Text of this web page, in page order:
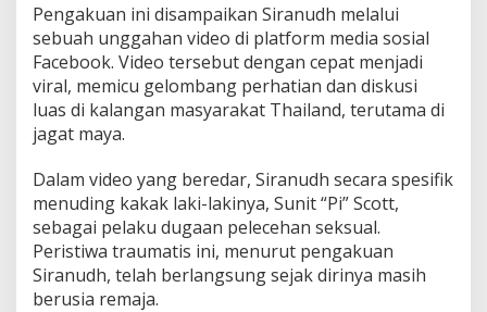
k
s
u
l
o
h
P
e
w
a
r
i
Pengakuan ini disampaikan Siranudh melalui
sebuah unggahan video di platform media sosial
Facebook. Video tersebut dengan cepat menjadi
viral, memicu gelombang perhatian dan diskusi
luas di kalangan masyarakat Thailand, terutama di
jagat maya.
Dalam video yang beredar, Siranudh secara spesifik
menuding kakak laki-lakinya, Sunit “Pi” Scott,
sebagai pelaku dugaan pelecehan seksual.
Peristiwa traumatis ini, menurut pengakuan
Siranudh, telah berlangsung sejak dirinya masih
berusia remaja.